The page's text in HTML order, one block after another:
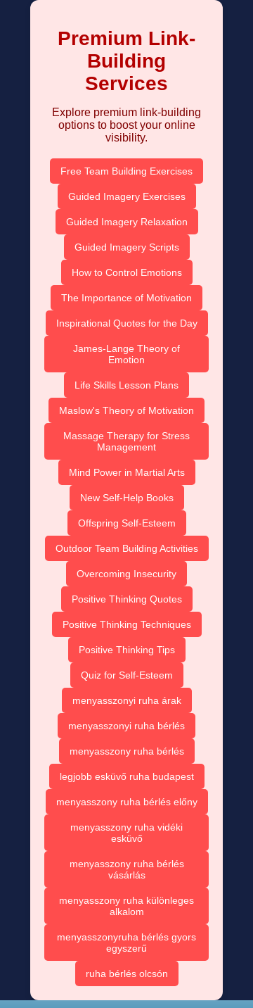
Premium Link-
Building
Services
Explore premium link-building
options to boost your online
visibility.
Free Team Building Exercises
Guided Imagery Exercises
Guided Imagery Relaxation
Guided Imagery Scripts
How to Control Emotions
The Importance of Motivation
Inspirational Quotes for the Day
James-Lange Theory of
Emotion
Life Skills Lesson Plans
Maslow's Theory of Motivation
Massage Therapy for Stress
Management
Mind Power in Martial Arts
New Self-Help Books
Offspring Self-Esteem
Outdoor Team Building Activities
Overcoming Insecurity
Positive Thinking Quotes
Positive Thinking Techniques
Positive Thinking Tips
Quiz for Self-Esteem
menyasszonyi ruha árak
menyasszonyi ruha bérlés
menyasszony ruha bérlés
legjobb esküvő ruha budapest
menyasszony ruha bérlés előny
menyasszony ruha vidéki
esküvő
menyasszony ruha bérlés
vásárlás
menyasszony ruha különleges
alkalom
menyasszonyruha bérlés gyors
egyszerű
ruha bérlés olcsón